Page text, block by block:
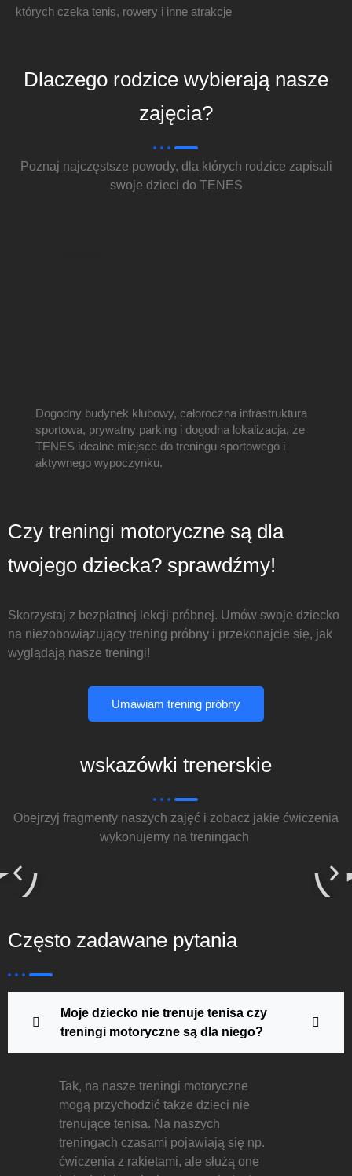
których czeka tenis, rowery i inne atrakcje
Dlaczego rodzice wybierają nasze
zajęcia?
Poznaj najczęstsze powody, dla których rodzice zapisali
swoje dzieci do TENES
Dogodny budynek klubowy, całoroczna infrastruktura
sportowa, prywatny parking i dogodna lokalizacja, że
TENES idealne miejsce do treningu sportowego i
aktywnego wypoczynku.
Czy treningi motoryczne są dla
twojego dziecka? sprawdźmy!
Skorzystaj z bezpłatnej lekcji próbnej. Umów swoje dziecko
na niezobowiązujący trening próbny i przekonajcie się, jak
wyglądają nasze treningi!
Umawiam trening próbny
wskazówki trenerskie
Obejrzyj fragmenty naszych zajęć i zobacz jakie ćwiczenia
wykonujemy na treningach
Często zadawane pytania
Moje dziecko nie trenuje tenisa czy
treningi motoryczne są dla niego?
Tak, na nasze treningi motoryczne
mogą przychodzić także dzieci nie
trenujące tenisa. Na naszych
treningach czasami pojawiają się np.
ćwiczenia z rakietami, ale służą one